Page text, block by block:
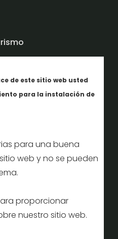
de este sitio web usted
para la instalación de
para una buena
web y no se pueden
proporcionar
nuestro sitio web.